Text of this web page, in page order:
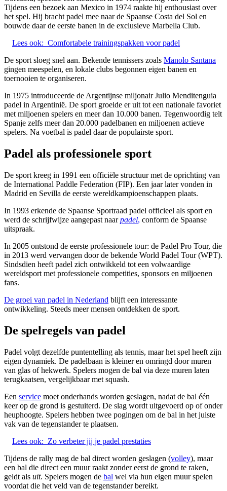
Tijdens een bezoek aan Mexico in 1974 raakte hij enthousiast over
het spel. Hij bracht padel mee naar de Spaanse Costa del Sol en
bouwde daar de eerste banen in de exclusieve Marbella Club.
Lees ook: Comfortabele trainingspakken voor padel
De sport sloeg snel aan. Bekende tennissers zoals Manolo Santana
gingen meespelen, en lokale clubs begonnen eigen banen en
toernooien te organiseren.
In 1975 introduceerde de Argentijnse miljonair Julio Menditenguia
padel in Argentinië. De sport groeide er uit tot een nationale favoriet
met miljoenen spelers en meer dan 10.000 banen. Tegenwoordig telt
Spanje zelfs meer dan 20.000 padelbanen en miljoenen actieve
spelers. Na voetbal is padel daar de populairste sport.
Padel als professionele sport
De sport kreeg in 1991 een officiële structuur met de oprichting van
de International Paddle Federation (FIP). Een jaar later vonden in
Madrid en Sevilla de eerste wereldkampioenschappen plaats.
In 1993 erkende de Spaanse Sportraad padel officieel als sport en
werd de schrijfwijze aangepast naarpadel, conform de Spaanse
uitspraak.
In 2005 ontstond de eerste professionele tour: de Padel Pro Tour, die
in 2013 werd vervangen door de bekende World Padel Tour (WPT).
Sindsdien heeft padel zich ontwikkeld tot een volwaardige
wereldsport met professionele competities, sponsors en miljoenen
fans.
De groei van padel in Nederland blijft een interessante
ontwikkeling. Steeds meer mensen ontdekken de sport.
De spelregels van padel
Padel volgt dezelfde puntentelling als tennis, maar het spel heeft zijn
eigen dynamiek. De padelbaan is kleiner en omringd door muren
van glas of hekwerk. Spelers mogen de bal via deze muren laten
terugkaatsen, vergelijkbaar met squash.
Een service moet onderhands worden geslagen, nadat de bal één
keer op de grond is gestuiterd. De slag wordt uitgevoerd op of onder
heuphoogte. Spelers hebben twee pogingen om de bal in het juiste
vak van de tegenstander te plaatsen.
Lees ook: Zo verbeter jij je padel prestaties
Tijdens de rally mag de bal direct worden geslagen (volley), maar
een bal die direct een muur raakt zonder eerst de grond te raken,
geldt als uit. Spelers mogen de bal wel via hun eigen muur spelen
voordat die het veld van de tegenstander bereikt.